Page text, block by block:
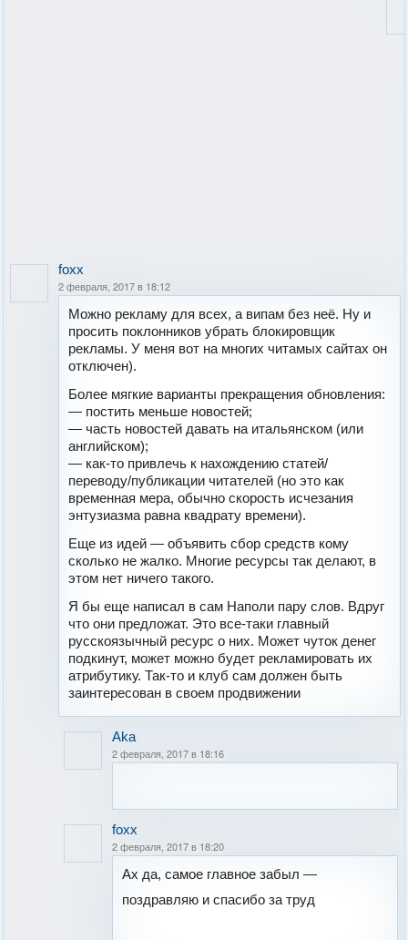
foxx
2 февраля, 2017 в 18:12
Можно рекламу для всех, а випам без неё. Ну и
просить поклонников убрать блокировщик
рекламы. У меня вот на многих читамых сайтах он
отключен).
Более мягкие варианты прекращения обновления:
— постить меньше новостей;
— часть новостей давать на итальянском (или
английском);
— как-то привлечь к нахождению статей/
переводу/публикации читателей (но это как
временная мера, обычно скорость исчезания
энтузиазма равна квадрату времени).
Еще из идей — объявить сбор средств кому
сколько не жалко. Многие ресурсы так делают, в
этом нет ничего такого.
Я бы еще написал в сам Наполи пару слов. Вдруг
что они предложат. Это все-таки главный
русскоязычный ресурс о них. Может чуток денег
подкинут, может можно будет рекламировать их
атрибутику. Так-то и клуб сам должен быть
заинтересован в своем продвижении
Aka
2 февраля, 2017 в 18:16
foxx
2 февраля, 2017 в 18:20
Ах да, самое главное забыл —
поздравляю и спасибо за труд